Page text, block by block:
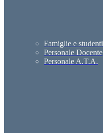
Famiglie e studenti
Personale Docente
Personale A.T.A.